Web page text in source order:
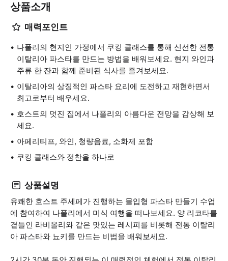
상품소개
매력포인트
나폴리의 현지인 가정에서 쿠킹 클래스를 통해 신선한 전통
이탈리아 파스타를 만드는 방법을 배워보세요. 현지 와인과
주류 한 잔과 함께 준비된 식사를 즐겨보세요.
이탈리아의 상징적인 파스타 요리에 도전하고 재현하면서
최고로부터 배우세요.
호스트의 멋진 집에서 나폴리의 아름다운 전망을 감상해 보
세요.
아페리티프, 와인, 청량음료, 소화제 포함
쿠킹 클래스와 정찬을 하나로
상품설명
유쾌한 호스트 주세페가 진행하는 몰입형 파스타 만들기 수업
에 참여하여 나폴리에서 미식 여행을 떠나보세요. 양 리코타를
곁들인 라비올리와 같은 맛있는 레시피를 비롯해 전통 이탈리
아 파스타와 뇨키를 만드는 비법을 배워보세요.